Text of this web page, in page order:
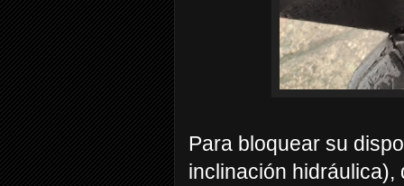
Para bloquear su
inclinación hidráulica),